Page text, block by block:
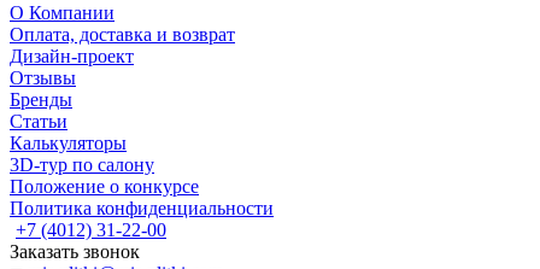
О Компании
Оплата, доставка и возврат
Дизайн-проект
Отзывы
Бренды
Статьи
Калькуляторы
3D-тур по салону
Положение о конкурсе
Политика конфиденциальности
+7 (4012) 31-22-00
Заказать звонок